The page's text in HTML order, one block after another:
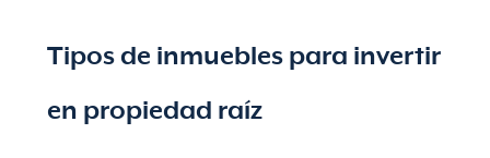
Tipos de inmuebles para invertir
en propiedad raíz